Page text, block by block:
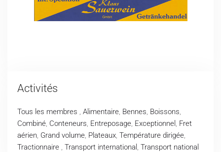
Activités
Tous les membres , Alimentaire, Bennes, Boissons,
Combiné, Conteneurs, Entreposage, Exceptionnel , Fret
aérien, Grand volume, Plateaux, Température dirigée,
Tractionnaire , Transport international , Transport national